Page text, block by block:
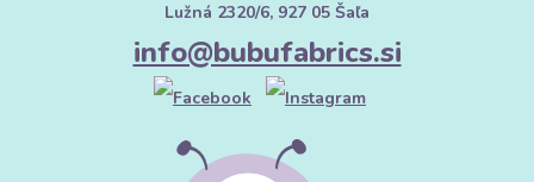
Lužná 2320/6, 927 05 Šaľa
info@bubufabrics.si